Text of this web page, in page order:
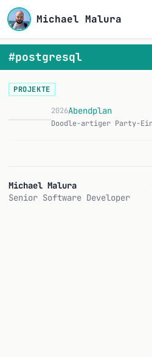
Michael Malura
#postgresql
PROJEKTE
2026Abendplan
Michael Malura
Senior Software Developer